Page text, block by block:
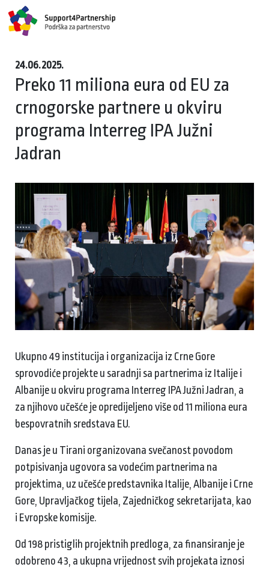
24.06.2025.
Preko 11 miliona eura od EU za
crnogorske partnere u okviru
programa Interreg IPA Južni
Jadran
Ukupno 49 institucija i organizacija iz Crne Gore
sprovodiće projekte u saradnji sa partnerima iz Italije i
Albanije u okviru programa Interreg IPA Južni Jadran, a
za njihovo učešće je opredijeljeno više od 11 miliona eura
bespovratnih sredstava EU.
Danas je u Tirani organizovana svečanost povodom
potpisivanja ugovora sa vodećim partnerima na
projektima, uz učešće predstavnika Italije, Albanije i Crne
Gore, Upravljačkog tijela, Zajedničkog sekretarijata, kao
i Evropske komisije.
Od 198 pristiglih projektnih predloga, za finansiranje je
odobreno 43, a ukupna vrijednost svih projekata iznosi